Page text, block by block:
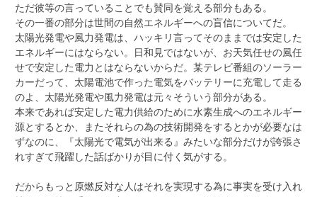
ただ彼等の言っていることでも賛同を覚える部分もある。
その一番の部分は世間の自然エネルギーへの盲信についてだ。
太陽光発電や風力発電は、ハッキリ言ってそのままでは安定した
エネルギーにはならない。日和見ではないが、お天気任せの風任
せで安定した電力とはならないからだ。某テレビ番組のソーラー
カーだって、太陽電池で作った電気をバッテリーに充電して走る
のよ、太陽光発電や風力発電は元々そういう部分がある。
本来であれば安定した電力供給のために水素生成へのエネルギー
源とするとか、またそれらの為の技術開発をするとかが必要なは
ずなのに、『太陽光で電気が出来る』みたいな部分だけが誇張さ
れすぎて飛躍した話ばかりが目に付く気がする。
だからもっと原燃反対な人はそれを実現する為に事実を受け入れ